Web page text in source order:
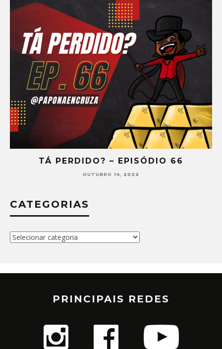
TÁ PERDIDO? – EPISÓDIO 65
SETEMBRO 30, 2022
CATEGORIAS
Categorias
PRINCIPAIS REDES